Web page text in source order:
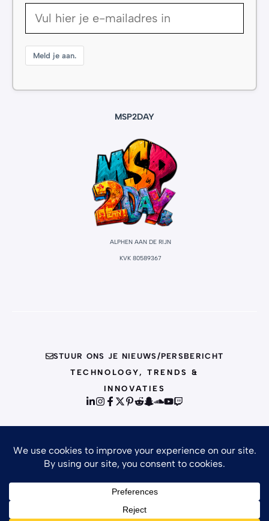
Meld je aan.
MSP2DAY
ALPHEN AAN DE RIJN
KVK 80589367
STUUR ONS JE NIEUWS/PERSBERICHT
TECHNOLOGY, TRENDS &
INNOVATIES
© {{CURRENT_YEAR}} INFO
TERMS OF SERVICE